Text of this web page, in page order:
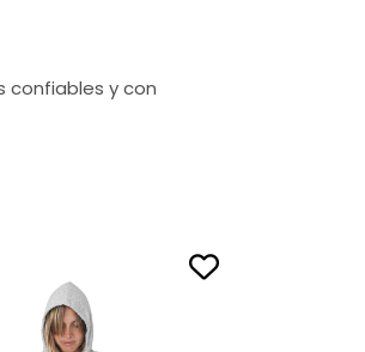
confiables y con